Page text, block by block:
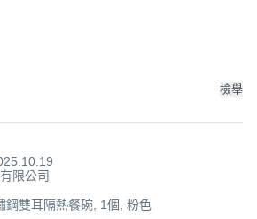
檢舉
限公司
鋼雙耳隔熱餐碗, 1個, 粉色